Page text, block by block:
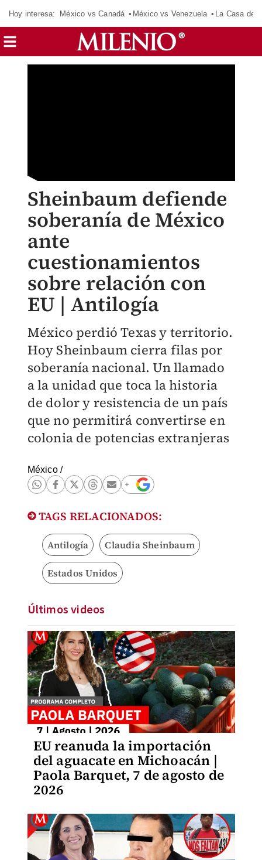
Hoy interesa: México vs Canadá México vs Venezuela La Casa de
Sheinbaum defiende
soberanía de México
ante
cuestionamientos
sobre relación con
EU | Antilogía
México perdió Texas y territorio.
Hoy Sheinbaum cierra filas por
soberanía nacional. Un llamado
a la unidad que toca la historia
de dolor y resistencia de un país
que no permitirá convertirse en
colonia de potencias extranjeras
México/
TAGS RELACIONADOS:
Antilogía Claudia Sheinbaum
Estados Unidos
Últimos videos
EU reanuda la importación
del aguacate en Michoacán |
Paola Barquet, 7 de agosto de
2026